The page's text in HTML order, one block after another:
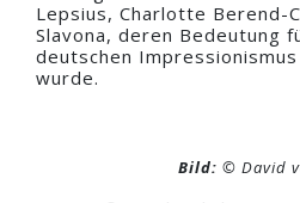
Lepsius, Charlotte Berend-
Slavona, deren Bedeutung
deutschen
wurde.
Bild: © David